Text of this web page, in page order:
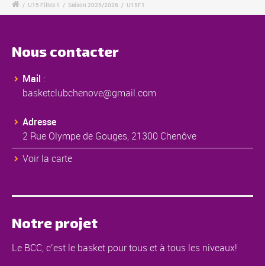
/ U15 Filles 1 / Saison 2025/2026 / U15F1
Nous contacter
Mail :
basketclubchenove@gmail.com
Adresse
2 Rue Olympe de Gouges, 21300 Chenôve
Voir la carte
Notre projet
Le BCC, c’est le basket pour tous et à tous les niveaux!